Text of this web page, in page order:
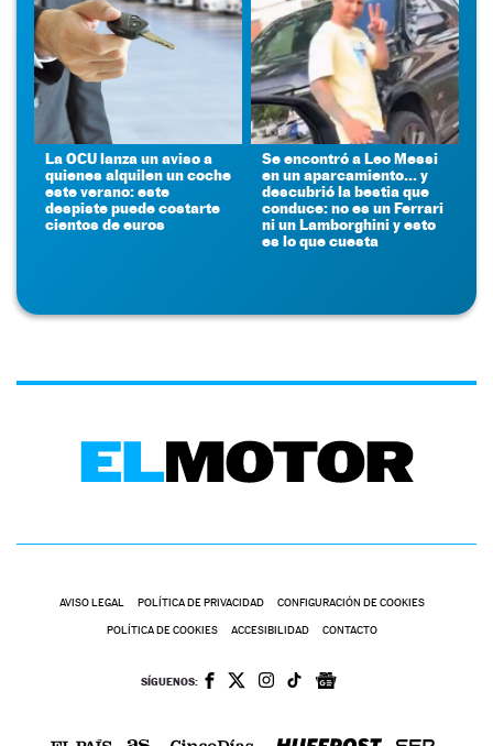
La OCU lanza un aviso a
quienes alquilen un coche
este verano: este
despiste puede costarte
cientos de euros
Se encontró a Leo Messi
en un aparcamiento... y
descubrió la bestia que
conduce: no es un Ferrari
ni un Lamborghini y esto
es lo que cuesta
AVISO LEGAL POLÍTICA DE PRIVACIDAD CONFIGURACIÓN DE COOKIES
POLÍTICA DE COOKIES ACCESIBILIDAD CONTACTO
SÍGUENOS: